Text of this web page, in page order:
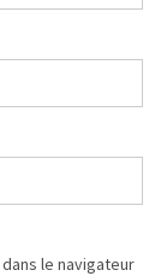
le navigateur